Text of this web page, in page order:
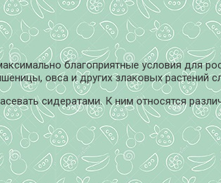
благоприятные условия для
овса и других злаковых растений
сидератами. К ним относятся